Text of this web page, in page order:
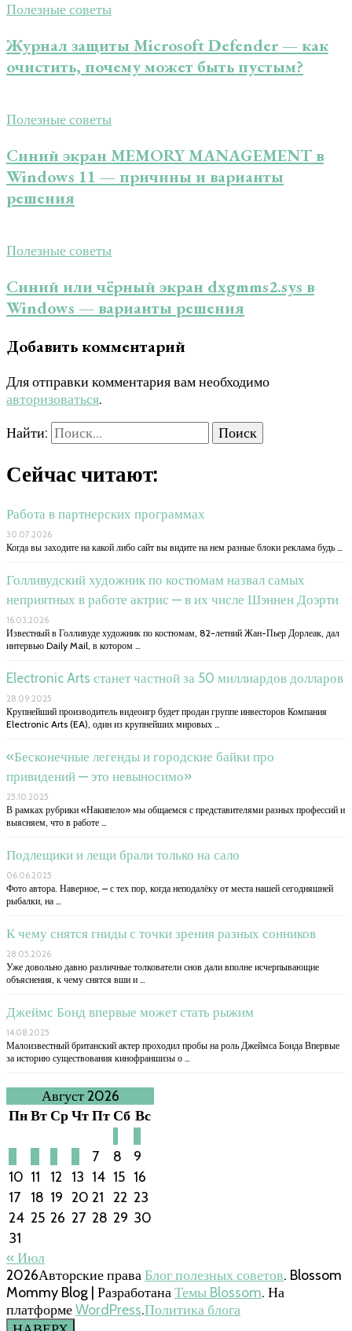
Полезные советы
Журнал защиты Microsoft Defender — как
очистить, почему может быть пустым?
Полезные советы
Синий экран MEMORY MANAGEMENT в
Windows 11 — причины и варианты
решения
Полезные советы
Синий или чёрный экран dxgmms2.sys в
Windows — варианты решения
Добавить комментарий
Для отправки комментария вам необходимо
авторизоваться.
Найти:
Сейчас читают:
Работа в партнерских программах
30.07.2026
Когда вы заходите на какой либо сайт вы видите на нем разные блоки реклама будь …
Голливудский художник по костюмам назвал самых
неприятных в работе актрис — в их числе Шэннен Доэрти
16.03.2026
Известный в Голливуде художник по костюмам, 82-летний Жан-Пьер Дорлеак, дал
интервью Daily Mail, в котором …
Electronic Arts станет частной за 50 миллиардов долларов
28.09.2025
Крупнейший производитель видеоигр будет продан группе инвесторов Компания
Electronic Arts (EA), один из крупнейших мировых …
«Бесконечные легенды и городские байки про
привидений — это невыносимо»
25.10.2025
В рамках рубрики «Накипело» мы общаемся с представителями разных профессий и
выясняем, что в работе …
Подлещики и лещи брали только на сало
06.06.2025
Фото автора. Наверное, – с тех пор, когда неподалёку от места нашей сегодняшней
рыбалки, на …
К чему снятся гниды с точки зрения разных сонников
28.05.2026
Уже довольно давно различные толкователи снов дали вполне исчерпывающие
объяснения, к чему снятся вши и …
Джеймс Бонд впервые может стать рыжим
14.08.2025
Малоизвестный британский актер проходил пробы на роль Джеймса Бонда Впервые
за историю существования кинофраншизы о …
Август 2026
ПнВтСрЧтПтСб Вс
7 8
9
10 11 12 13 14 15 16
17
18 19 20 21 22 23
24 25 26 27 28 29 30
31
« Июл
2026Авторские праваБлог полезных советов. Blossom
Mommy Blog | РазработанаТемы Blossom. На
платформеWordPress.Политика блога